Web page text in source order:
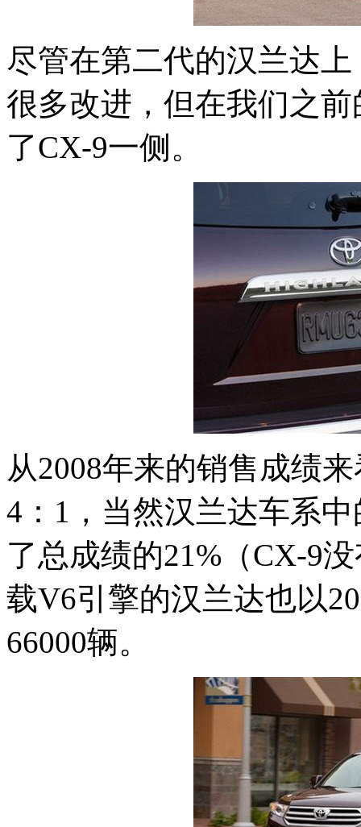
尽管在第二代的汉兰达上
很多改进，但在我们之
了CX-9一侧。
从2008年来的销售成绩
4：1，当然汉兰达车系
了总成绩的21%（CX-9
载V6引擎的汉兰达也以
66000辆。